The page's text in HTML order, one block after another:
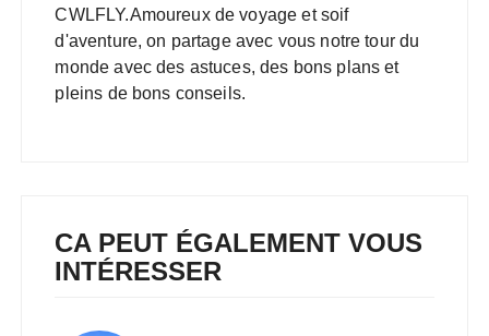
CWLFLY.Amoureux de voyage et soif
d'aventure, on partage avec vous notre tour du
monde avec des astuces, des bons plans et
pleins de bons conseils.
CA PEUT ÉGALEMENT VOUS
INTÉRESSER